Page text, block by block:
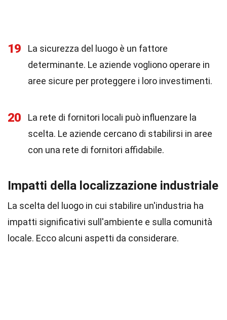
19
La sicurezza del luogo è un fattore
determinante. Le aziende vogliono operare in
aree sicure per proteggere i loro investimenti.
20
La rete di fornitori locali può influenzare la
scelta. Le aziende cercano di stabilirsi in aree
con una rete di fornitori affidabile.
Impatti della localizzazione industriale
La scelta del luogo in cui stabilire un'industria ha
impatti significativi sull'ambiente e sulla comunità
locale. Ecco alcuni aspetti da considerare.